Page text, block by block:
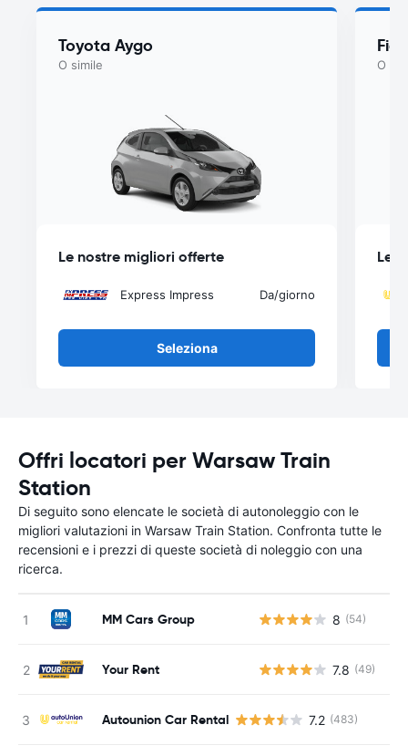
Toyota Aygo
O simile
Le nostre migliori offerte
Express Impress Da/giorno
Seleziona
O
Le
Offri locatori per Warsaw Train
Station
Di seguito sono elencate le società di autonoleggio con le
migliori valutazioni in Warsaw Train Station. Confronta tutte le
recensioni e i prezzi di queste società di noleggio con una
ricerca.
MM Cars Group 8 (54)
Your Rent 7.8 (49)
Autounion Car Rental 7.2 (483)